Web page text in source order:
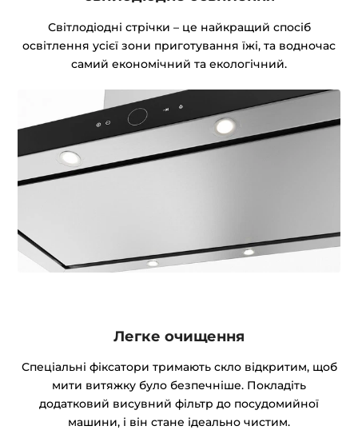
Світлодіодні стрічки – це найкращий спосіб
освітлення усієї зони приготування їжі, та водночас
самий економічний та екологічний.
Легке очищення
Спеціальні фіксатори тримають скло відкритим, щоб
мити витяжку було безпечніше. Покладіть
додатковий висувний фільтр до посудомийної
машини, і він стане ідеально чистим.